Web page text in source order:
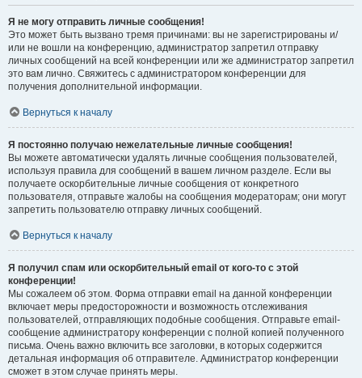
Я не могу отправить личные сообщения!
Это может быть вызвано тремя причинами: вы не зарегистрированы и/
или не вошли на конференцию, администратор запретил отправку
личных сообщений на всей конференции или же администратор запретил
это вам лично. Свяжитесь с администратором конференции для
получения дополнительной информации.
Вернуться к началу
Я постоянно получаю нежелательные личные сообщения!
Вы можете автоматически удалять личные сообщения пользователей,
используя правила для сообщений в вашем личном разделе. Если вы
получаете оскорбительные личные сообщения от конкретного
пользователя, отправьте жалобы на сообщения модераторам; они могут
запретить пользователю отправку личных сообщений.
Вернуться к началу
Я получил спам или оскорбительный email от кого-то с этой
конференции!
Мы сожалеем об этом. Форма отправки email на данной конференции
включает меры предосторожности и возможность отслеживания
пользователей, отправляющих подобные сообщения. Отправьте email-
сообщение администратору конференции с полной копией полученного
письма. Очень важно включить все заголовки, в которых содержится
детальная информация об отправителе. Администратор конференции
сможет в этом случае принять меры.